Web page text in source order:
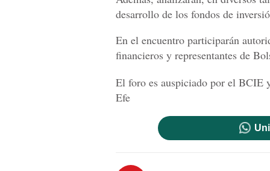
desarrollo de los fondos de
En el encuentro participarán
financieros y representantes de
El foro es auspiciado por el BCIE
Efe